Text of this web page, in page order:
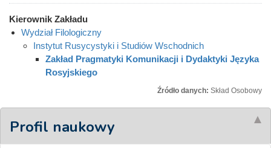
Kierownik Zakładu
Wydział Filologiczny
Instytut Rusycystyki i Studiów Wschodnich
Zakład Pragmatyki Komunikacji i Dydaktyki Języka
Rosyjskiego
Źródło danych: Skład Osobowy
Profil naukowy